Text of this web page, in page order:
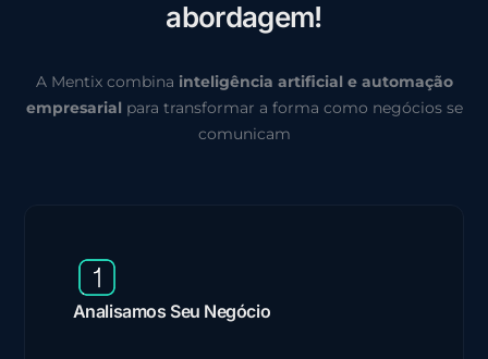
abordagem!
A Mentix combina inteligência artificial e automação
empresarial para transformar a forma como negócios se
comunicam
Analisamos Seu Negócio